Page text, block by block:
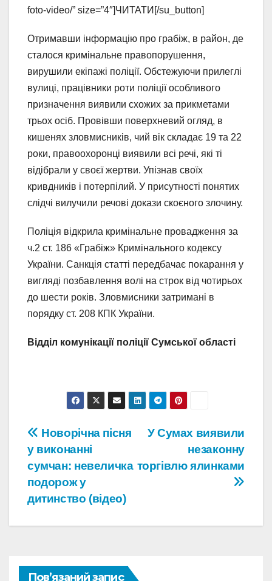
foto-video/” size=”4″]ЧИТАТИ[/su_button]
Отримавши інформацію про грабіж, в район, де
сталося кримінальне правопорушення,
вирушили екіпажі поліції. Обстежуючи прилеглі
вулиці, працівники роти поліції особливого
призначення виявили схожих за прикметами
трьох осіб. Провівши поверхневий огляд, в
кишенях зловмисників, чий вік складає 19 та 22
роки, правоохоронці виявили всі речі, які ті
відібрали у своєї жертви. Упізнав своїх
кривдників і потерпілий. У присутності понятих
слідчі вилучили речові докази скоєного злочину.
Поліція відкрила кримінальне провадження за
ч.2 ст. 186 «Грабіж» Кримінального кодексу
України. Санкція статті передбачає покарання у
вигляді позбавлення волі на строк від чотирьох
до шести років. Зловмисники затримані в
порядку ст. 208 КПК України.
Відділ комунікації поліції Сумської області
Навігація
записів
У Сумах виявили
незаконну
торгівлю ялинками
Новорічна пісня
у виконанні
сумчан: невеличка
подорож у
дитинство (відео)
Пов’язаний запис